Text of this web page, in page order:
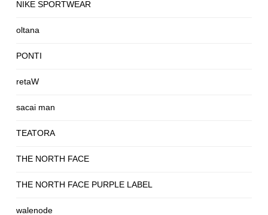
NIKE SPORTWEAR
oltana
PONTI
retaW
sacai man
TEATORA
THE NORTH FACE
THE NORTH FACE PURPLE LABEL
walenode